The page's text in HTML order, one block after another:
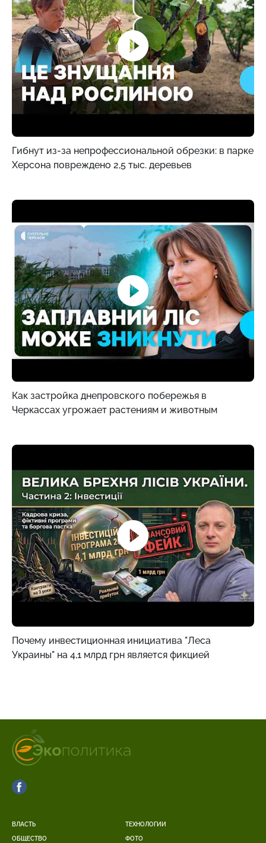
Гибнут из-за непрофессиональной обрезки: в парке
Херсона повреждено 2,5 тыс. деревьев
Как застройка днепровского побережья в
Черкассах угрожает растениям и животным
Почему инвестиционная инициатива "Леса
Украины" на 4,1 млрд грн является фикцией
ВЛАСТЬ
ОБЩЕСТВО
ТЕХНОЛОГИИ
ФОТО